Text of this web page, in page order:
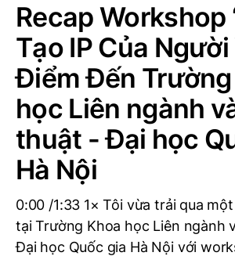
Recap Workshop
Tạo IP Của Người
Điểm Đến
học Liên ngành
thuật - Đại học
Hà Nội
0:00 /1:33 1× Tôi vừa trải qua
tại Trường Khoa học Liên ngành
Đại học Quốc gia Hà Nội với